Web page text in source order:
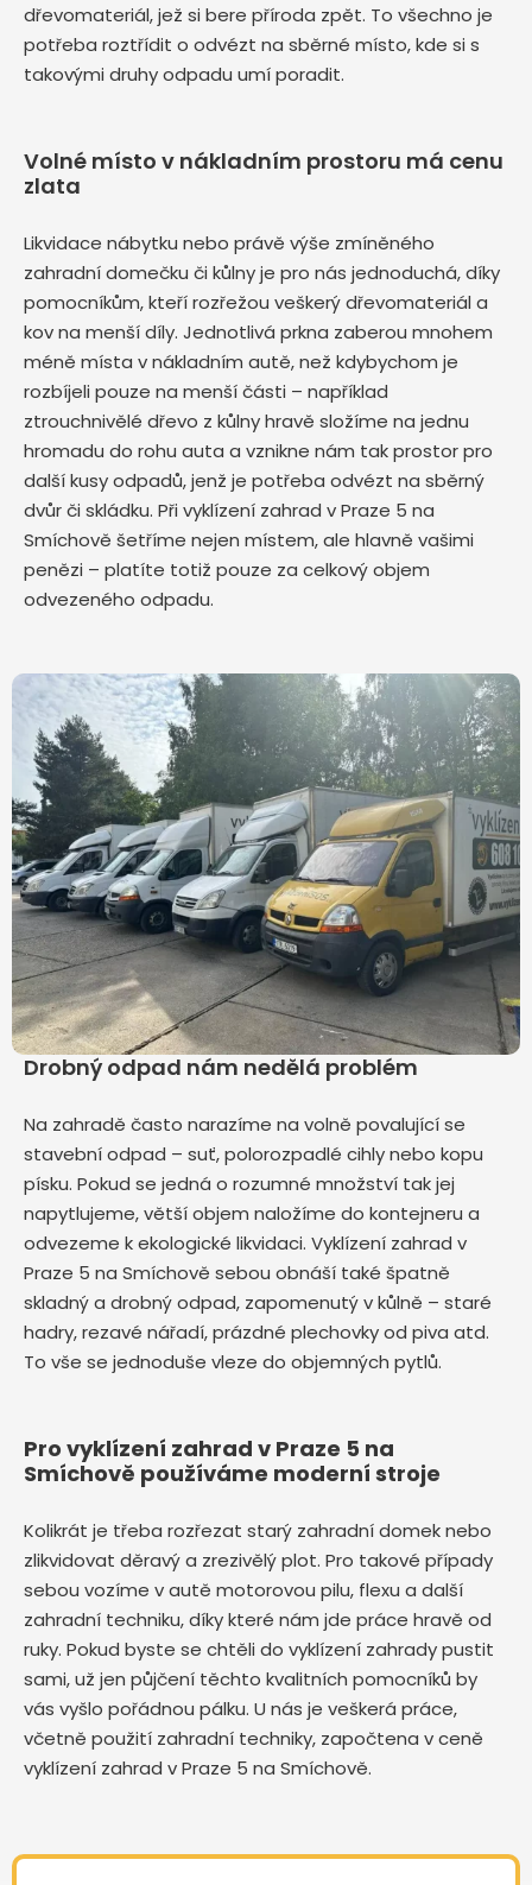
dřevomateriál, jež si bere příroda zpět. To všechno je
potřeba roztřídit o odvézt na sběrné místo, kde si s
takovými druhy odpadu umí poradit.
Volné místo v nákladním prostoru má cenu
zlata
Likvidace nábytku nebo právě výše zmíněného
zahradní domečku či kůlny je pro nás jednoduchá, díky
pomocníkům, kteří rozřežou veškerý dřevomateriál a
kov na menší díly. Jednotlivá prkna zaberou mnohem
méně místa v nákladním autě, než kdybychom je
rozbíjeli pouze na menší části – například
ztrouchnivělé dřevo z kůlny hravě složíme na jednu
hromadu do rohu auta a vznikne nám tak prostor pro
další kusy odpadů, jenž je potřeba odvézt na sběrný
dvůr či skládku. Při vyklízení zahrad v Praze 5 na
Smíchově šetříme nejen místem, ale hlavně vašimi
penězi – platíte totiž pouze za celkový objem
odvezeného odpadu.
Drobný odpad nám nedělá problém
Na zahradě často narazíme na volně povalující se
stavební odpad – suť, polorozpadlé cihly nebo kopu
písku. Pokud se jedná o rozumné množství tak jej
napytlujeme, větší objem naložíme do kontejneru a
odvezeme k ekologické likvidaci. Vyklízení zahrad v
Praze 5 na Smíchově sebou obnáší také špatně
skladný a drobný odpad, zapomenutý v kůlně – staré
hadry, rezavé nářadí, prázdné plechovky od piva atd.
To vše se jednoduše vleze do objemných pytlů.
Pro vyklízení zahrad v Praze 5 na
Smíchově používáme moderní stroje
Kolikrát je třeba rozřezat starý zahradní domek nebo
zlikvidovat děravý a zrezivělý plot. Pro takové případy
sebou vozíme v autě motorovou pilu, flexu a další
zahradní techniku, díky které nám jde práce hravě od
ruky. Pokud byste se chtěli do vyklízení zahrady pustit
sami, už jen půjčení těchto kvalitních pomocníků by
vás vyšlo pořádnou pálku. U nás je veškerá práce,
včetně použití zahradní techniky, započtena v ceně
vyklízení zahrad v Praze 5 na Smíchově.